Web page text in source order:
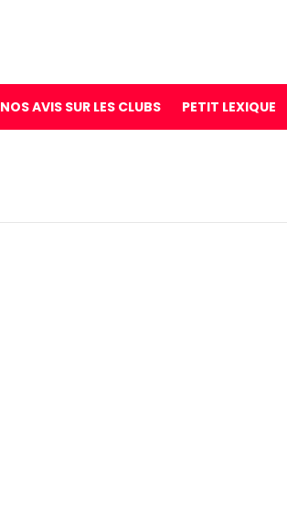
NOS AVIS SUR LES CLUBS PETIT LEXIQUE